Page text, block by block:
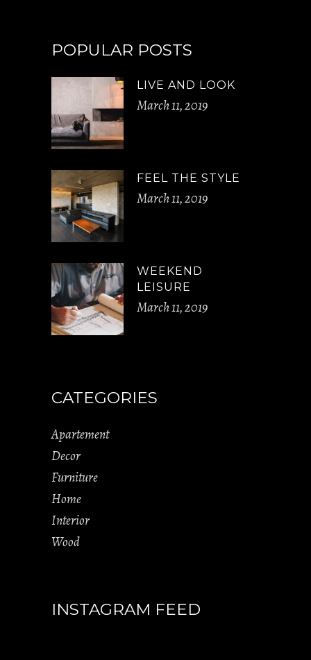
POPULAR POSTS
LIVE AND LOOK
March 11, 2019
FEEL THE STYLE
March 11, 2019
WEEKEND
LEISURE
March 11, 2019
CATEGORIES
Apartement
Decor
Furniture
Home
Interior
Wood
INSTAGRAM FEED